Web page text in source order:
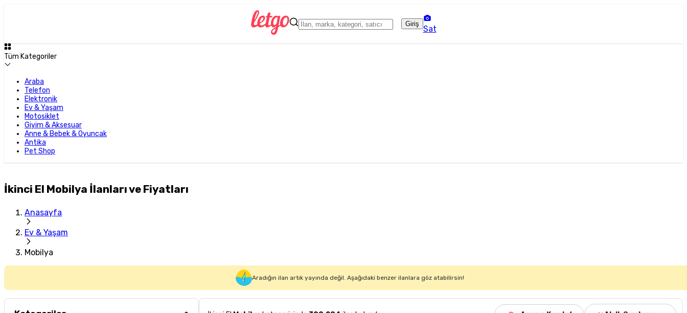
Giriş
Sat
Tüm Kategoriler
Araba
Telefon
Elektronik
Ev & Yaşam
Motosiklet
Giyim & Aksesuar
Anne & Bebek & Oyuncak
Antika
Pet Shop
İkinci El Mobilya İlanları ve Fiyatları
Anasayfa
Ev & Yaşam
Mobilya
Aradığın ilan artık yayında değil. Aşağıdaki benzer ilanlara göz atabilirsin!